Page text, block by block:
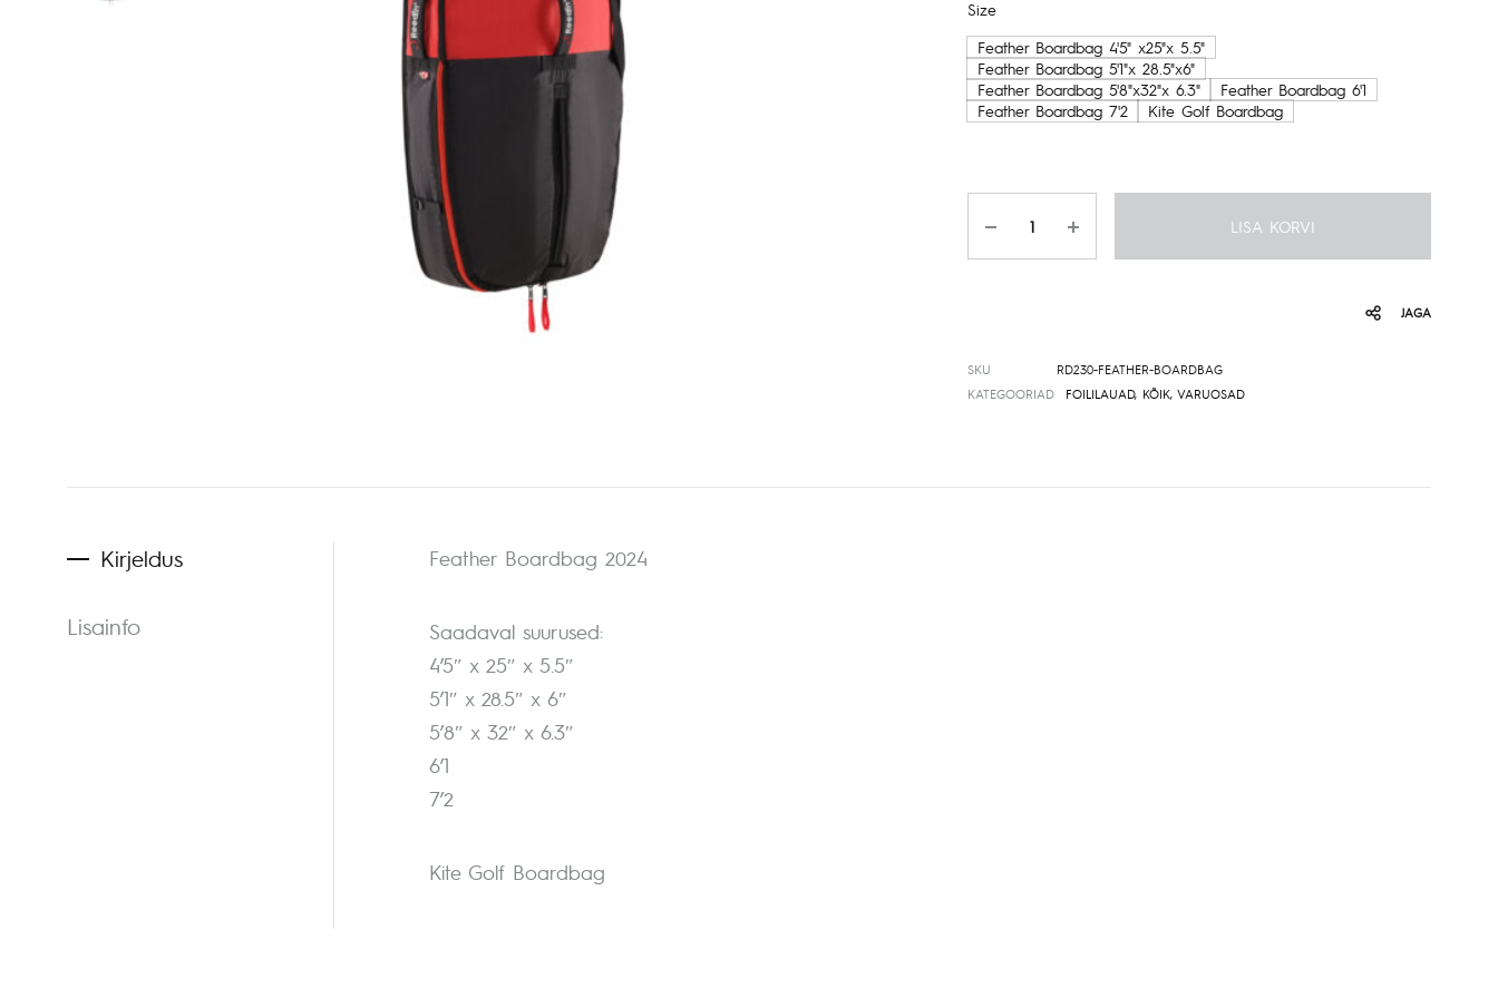
199.00€
Size
Feather Boardbag 4'5" x25"x 5.5"
Feather Boardbag 5'1"x 28.5"x6"
Feather Boardbag 5'8"x32"x 6.3"
Feather Boardbag 6'1
Feather Boardbag 7'2
Kite Golf Boardbag
LISA KORVI
JAGA
SKU
RD230-FEATHER-BOARDBAG
KATEGOORIAD
FOILILAUAD, KÕIK, VARUOSAD
Kirjeldus
Lisainfo
Feather Boardbag 2024
Saadaval suurused:
4’5″ x 25″ x 5.5″
5’1″ x 28.5″ x 6″
5’8″ x 32″ x 6.3″
6’1
7’2
Kite Golf Boardbag